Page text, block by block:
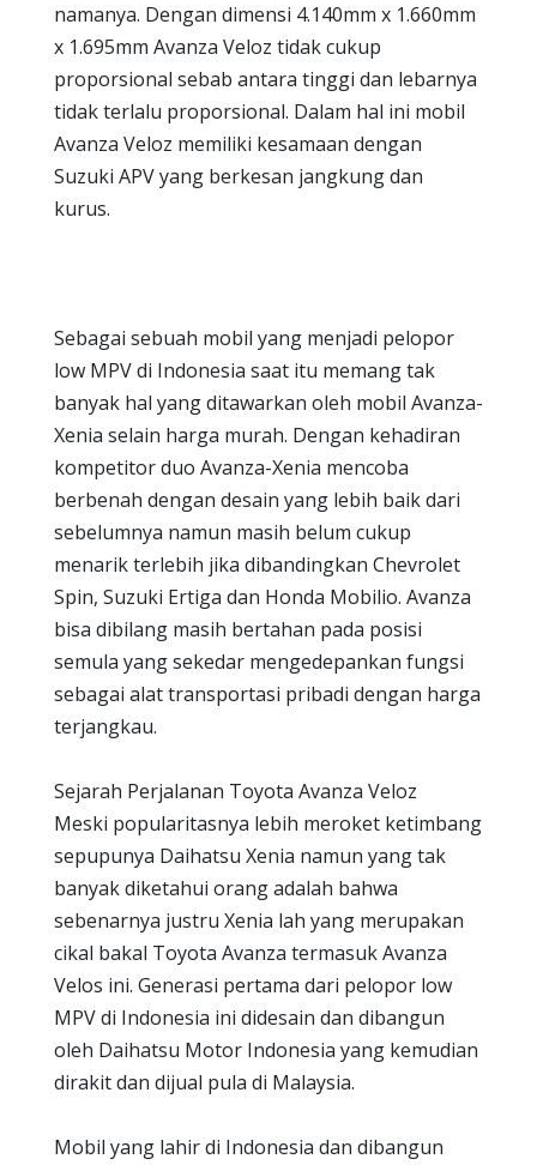
namanya. Dengan dimensi 4.140mm x 1.660mm
x 1.695mm Avanza Veloz tidak cukup
proporsional sebab antara tinggi dan lebarnya
tidak terlalu proporsional. Dalam hal ini mobil
Avanza Veloz memiliki kesamaan dengan
Suzuki APV yang berkesan jangkung dan
kurus.
Sebagai sebuah mobil yang menjadi pelopor
low MPV di Indonesia saat itu memang tak
banyak hal yang ditawarkan oleh mobil Avanza-
Xenia selain harga murah. Dengan kehadiran
kompetitor duo Avanza-Xenia mencoba
berbenah dengan desain yang lebih baik dari
sebelumnya namun masih belum cukup
menarik terlebih jika dibandingkan Chevrolet
Spin, Suzuki Ertiga dan Honda Mobilio. Avanza
bisa dibilang masih bertahan pada posisi
semula yang sekedar mengedepankan fungsi
sebagai alat transportasi pribadi dengan harga
terjangkau.
Sejarah Perjalanan Toyota Avanza Veloz
Meski popularitasnya lebih meroket ketimbang
sepupunya Daihatsu Xenia namun yang tak
banyak diketahui orang adalah bahwa
sebenarnya justru Xenia lah yang merupakan
cikal bakal Toyota Avanza termasuk Avanza
Velos ini. Generasi pertama dari pelopor low
MPV di Indonesia ini didesain dan dibangun
oleh Daihatsu Motor Indonesia yang kemudian
dirakit dan dijual pula di Malaysia.
Mobil yang lahir di Indonesia dan dibangun